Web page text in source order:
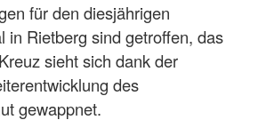
für den diesjährigen
in Rietberg sind getroffen, das
sieht sich dank der
des
gewappnet.